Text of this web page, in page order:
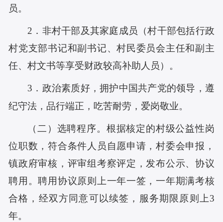
员。
2．非村干部及其家庭成员（村干部包括行政
村党支部书记和副书记、村民委员会主任和副主
任、村文书等享受财政较高补助人员）。
3．政治素质好，拥护中国共产党的领导，遵
纪守法，品行端正，吃苦耐劳，爱岗敬业。
（二）选聘程序。根据核定的村级公益性岗
位职数，符合条件人员自愿申请，村委会申报，
镇政府审核，评审组考察评定，发布公示、协议
聘用。聘用协议原则上一年一签，一年期满考核
合格，经双方同意可以续签，服务期限原则上3
年。